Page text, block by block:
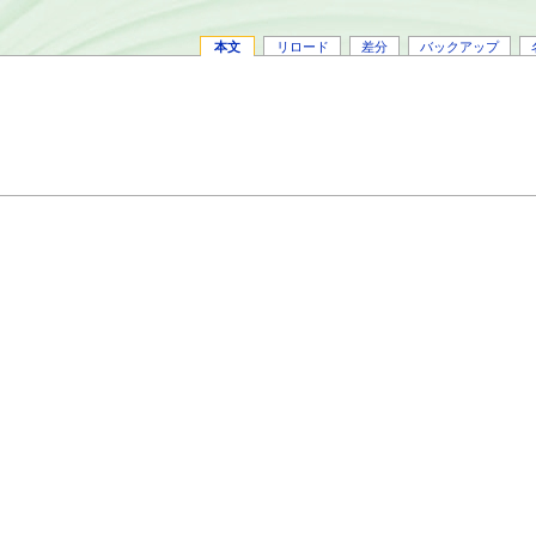
本文 リロード 差分 バックアップ